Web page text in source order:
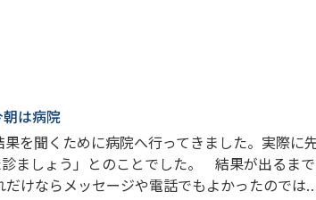
は病院
を聞くために病院へ行ってきました。実際に
ましょう」とのことでした。 結果が出るま
けならメッセージや電話でもよかったので